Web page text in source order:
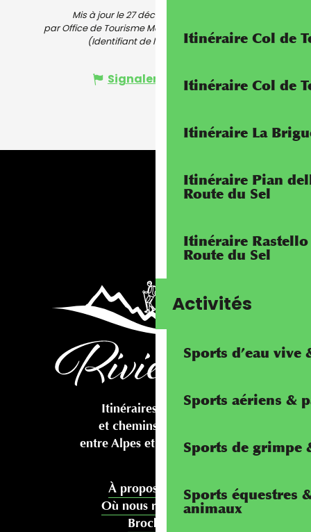
Itinéraire Col de
Itinéraire Col de
Itinéraire La
Itinéraire Pian
Route du Sel
Itinéraire
Route du Sel
Activités
Sports d’eau vive
Sports aériens &
Sports de grimpe
Sports équestres
animaux
Mis à jour le 27 décembre 2024 à 14:59
par Office de Tourisme Menton, Riviera & Merveilles
(Identifiant de l'offre :
6537022)
Signaler une erreur
Itinéraires cyclables
et chemins pédestres
entre Alpes et Méditerranée
À propos de nous
Où nous rencontrer
Brochures